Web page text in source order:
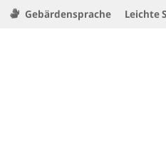
Gebärdensprache Leichte